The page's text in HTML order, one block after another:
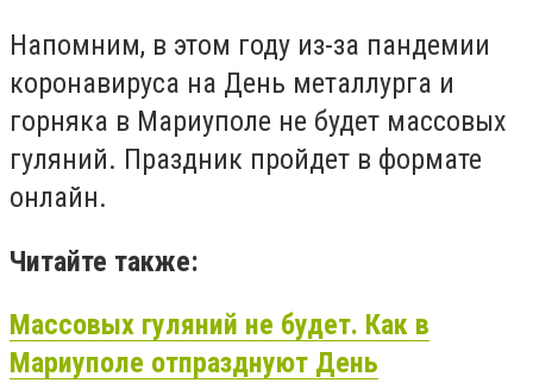
Напомним, в этом году из-за пандемии
коронавируса на День металлурга и
горняка в Мариуполе не будет массовых
гуляний. Праздник пройдет в формате
онлайн.
Читайте также:
Массовых гуляний не будет. Как в
Мариуполе отпразднуют День